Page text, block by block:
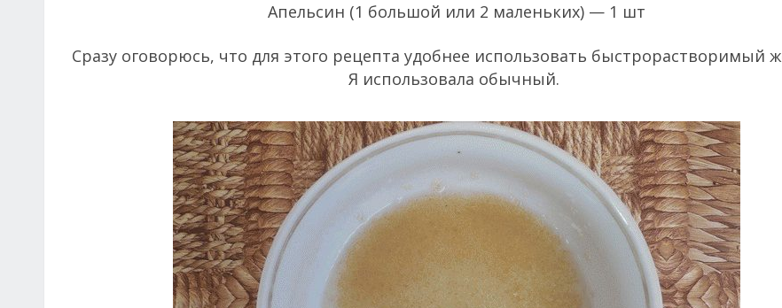
Апельсин (1 большой или 2 маленьких) — 1 шт
Сразу оговорюсь, что для этого рецепта удобнее использовать быстрорастворимый
Я использовала обычный.